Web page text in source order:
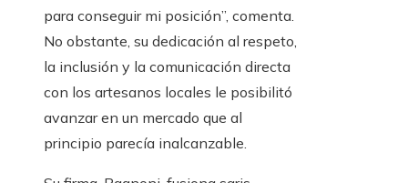
para conseguir mi posición”, comenta.
No obstante, su dedicación al respeto,
la inclusión y la comunicación directa
con los artesanos locales le posibilitó
avanzar en un mercado que al
principio parecía inalcanzable.